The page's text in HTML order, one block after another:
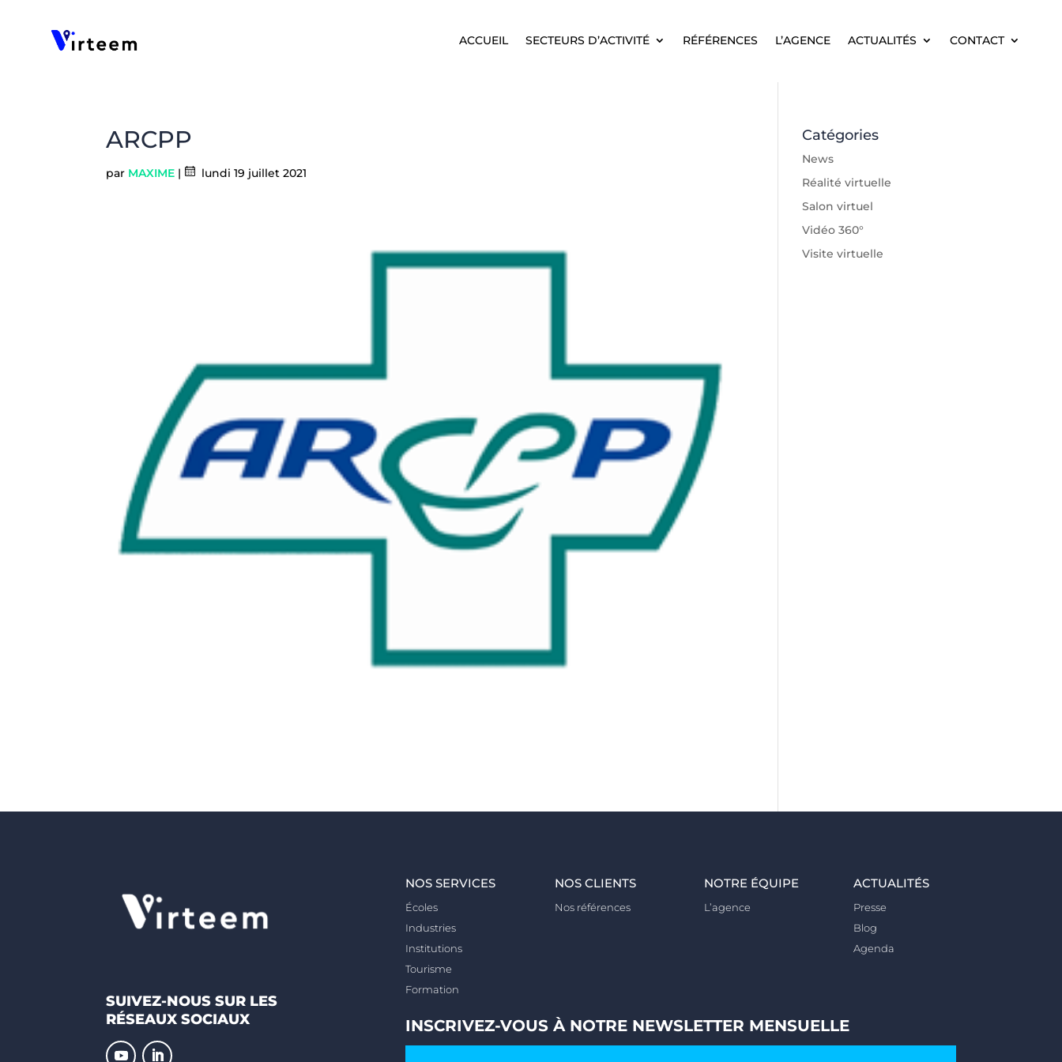
ACCUEIL SECTEURS D’ACTIVITÉ RÉFÉRENCES L’AGENCE ACTUALITÉS CONTACT
ACCUEIL SECTEURS D’ACTIVITÉ RÉFÉRENCES L’AGENCE ACTUALITÉS CONTACT
ARCPP
par MAXIME | lundi 19 juillet 2021
Catégories
News
Réalité virtuelle
Salon virtuel
Vidéo 360°
Visite virtuelle
SUIVEZ-NOUS SUR LES
RÉSEAUX SOCIAUX
NOS SERVICES
Écoles
Industries
Institutions
Tourisme
Formation
NOS CLIENTS
Nos références
NOTRE ÉQUIPE
L’agence
ACTUALITÉS
Presse
Blog
Agenda
INSCRIVEZ-VOUS À NOTRE NEWSLETTER MENSUELLE